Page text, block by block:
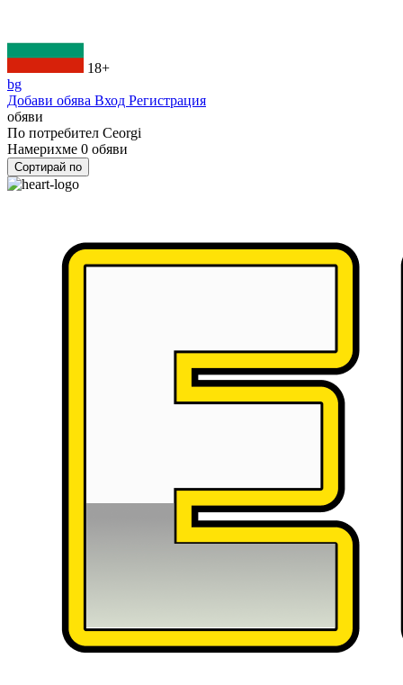
18+
bg
Добави обява Вход Регистрация
обяви
По потребител Ceorgi
Намерихме 0 обяви
Сортирай по